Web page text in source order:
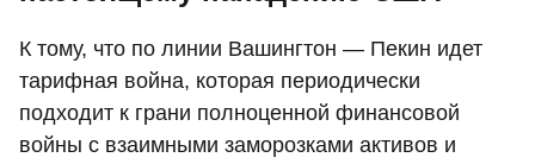
К тому, что по линии Вашингтон — Пекин идет
тарифная война, которая периодически
подходит к грани полноценной финансовой
войны с взаимными заморозками активов и